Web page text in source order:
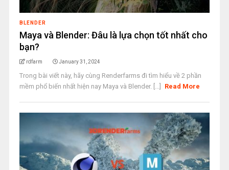
BLENDER
Maya và Blender: Đâu là lựa chọn tốt nhất cho
bạn?
rdfarm January 31, 2024
Trong bài viết này, hãy cùng Renderfarms đi tìm hiểu về 2 phần
mềm phổ biến nhất hiện nay Maya và Blender. [...]
Read More